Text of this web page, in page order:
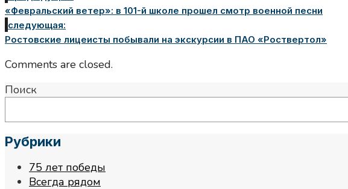
«Февральский ветер»: в 101-й школе прошел смотр военной песни
следующая:
Ростовские лицеисты побывали на экскурсии в ПАО «Роствертол»
Comments are closed.
Поиск
Рубрики
75 лет победы
Всегда рядом